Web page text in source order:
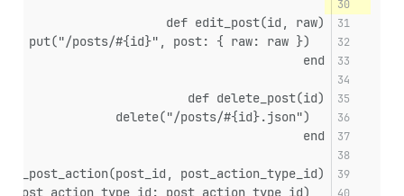
def edit_post(id, raw)
end
def delete_post(id)
end
post_action_type_id)